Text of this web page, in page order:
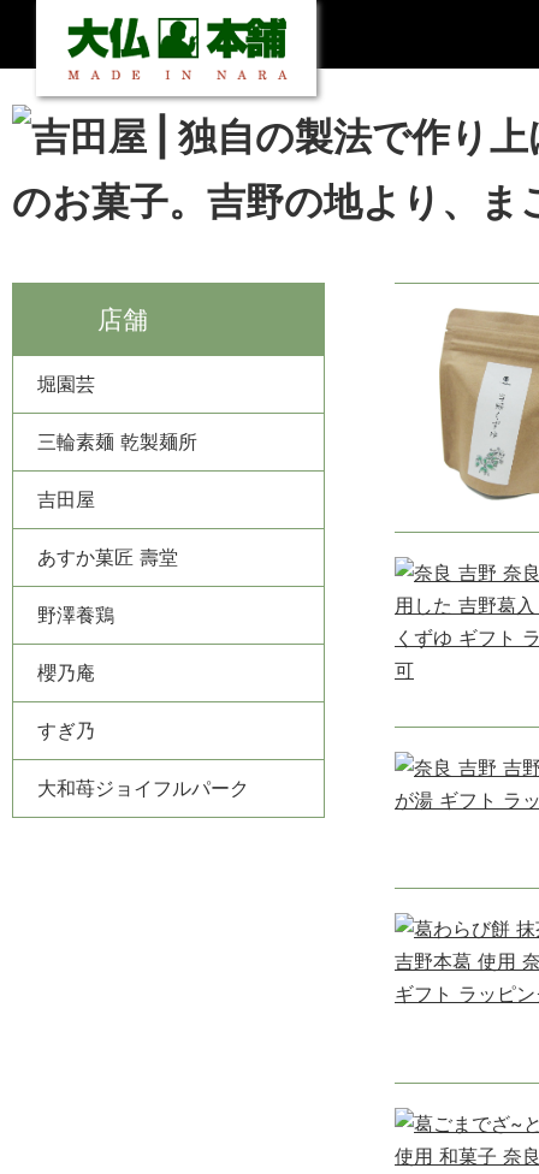
店舗
堀園芸
三輪素麺 乾製麺所
吉田屋
あすか菓匠 壽堂
野澤養鶏
櫻乃庵
すぎ乃
大和苺ジョイフルパーク